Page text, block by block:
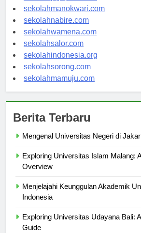
sekolahjayapura.com
sekolahmanokwari.com
sekolahnabire.com
sekolahwamena.com
sekolahsalor.com
sekolahindonesia.org
sekolahsorong.com
Berita Terbaru
Exploring Universitas Islam Malang:
Menjelajahi Keunggulan Akademik
Exploring Universitas Udayana Bali: